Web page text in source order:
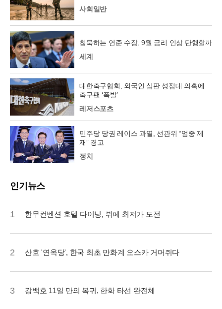
사회일반
침묵하는 연준 수장, 9월 금리 인상 단행할까
세계
대한축구협회, 외국인 심판 성접대 의혹에
축구팬 ‘폭발’
레저스포츠
민주당 당권 레이스 과열, 선관위 “엄중 제
재” 경고
정치
인기뉴스
1 한무컨벤션 호텔 다이닝, 뷔페 최저가 도전
2 산호 '연옥당', 한국 최초 만화계 오스카 거머쥐다
3 강백호 11일 만의 복귀, 한화 타선 완전체